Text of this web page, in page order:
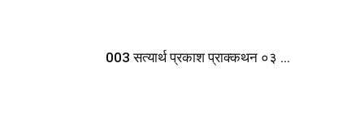
003 सत्यार्थ प्रकाश प्राक्कथन ०३ …